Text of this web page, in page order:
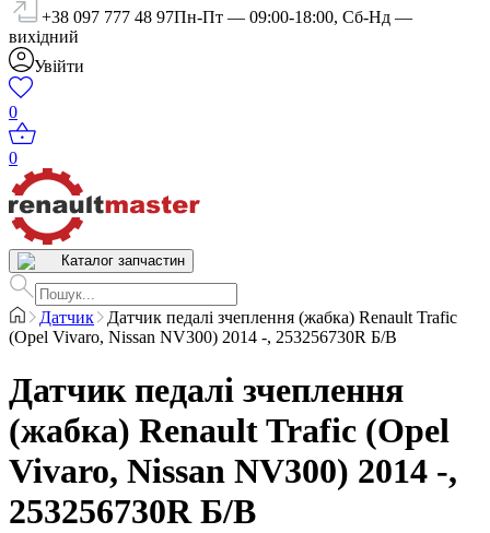
+38 097 777 48 97Пн-Пт — 09:00-18:00, Сб-Нд —
вихідний
Увійти
0
0
Каталог запчастин
Датчик
Датчик педалі зчеплення (жабка) Renault Trafic
(Opel Vivaro, Nissan NV300) 2014 -, 253256730R Б/В
Датчик педалі зчеплення
(жабка) Renault Trafic (Opel
Vivaro, Nissan NV300) 2014 -,
253256730R Б/В